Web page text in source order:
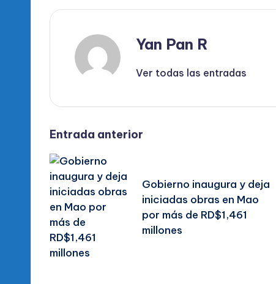
Yan Pan R
Ver todas las entradas
Navegación
de
entradas
Entrada anterior
Gobierno inaugura y deja
iniciadas obras en Mao
por más de RD$1,461
millones